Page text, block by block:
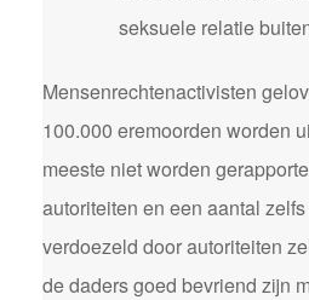
seksuele relatie
Mensenrechtenactivisten
100.000 eremoorden worden
meeste niet worden
autoriteiten en een aantal
verdoezeld door autoriteiten
de daders goed bevriend zijn